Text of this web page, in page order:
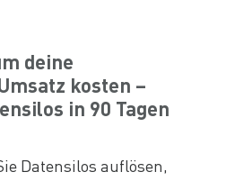
deine
kosten –
in 90 Tagen
Datensilos auflösen,